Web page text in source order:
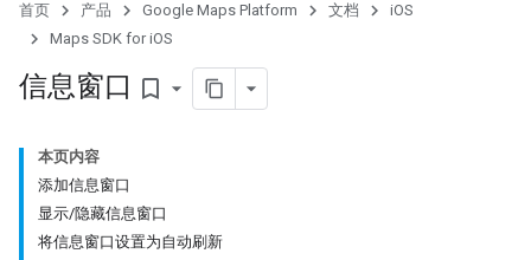
首页 产品 Google Maps Platform 文档
iOS
Maps SDK for iOS
信息窗口 bookmark_border
本页内容
添加信息窗口
显示/隐藏信息窗口
将信息窗口设置为自动刷新